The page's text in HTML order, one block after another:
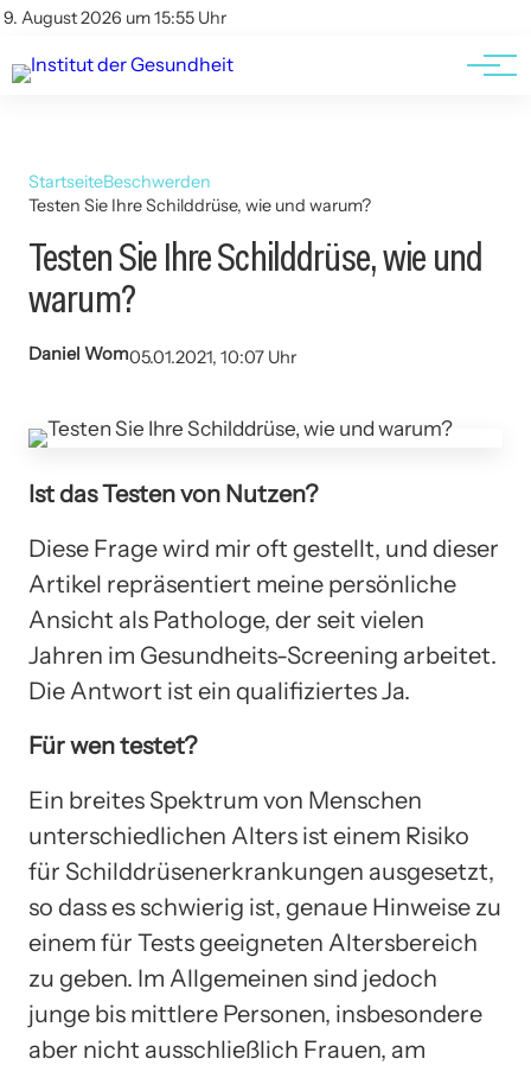
9. August 2026 um 15:55 Uhr
Kontakt
Kontakt
AGBs
StartseiteBeschwerden
Testen Sie Ihre Schilddrüse, wie und warum?
Testen Sie Ihre Schilddrüse, wie und
warum?
Daniel Wom05.01.2021, 10:07 Uhr
Ist das Testen von Nutzen?
Diese Frage wird mir oft gestellt, und dieser
Artikel repräsentiert meine persönliche
Ansicht als Pathologe, der seit vielen
Jahren im Gesundheits-Screening arbeitet.
Die Antwort ist ein qualifiziertes Ja.
Für wen testet?
Ein breites Spektrum von Menschen
unterschiedlichen Alters ist einem Risiko
für Schilddrüsenerkrankungen ausgesetzt,
so dass es schwierig ist, genaue Hinweise zu
einem für Tests geeigneten Altersbereich
zu geben. Im Allgemeinen sind jedoch
junge bis mittlere Personen, insbesondere
aber nicht ausschließlich Frauen, am